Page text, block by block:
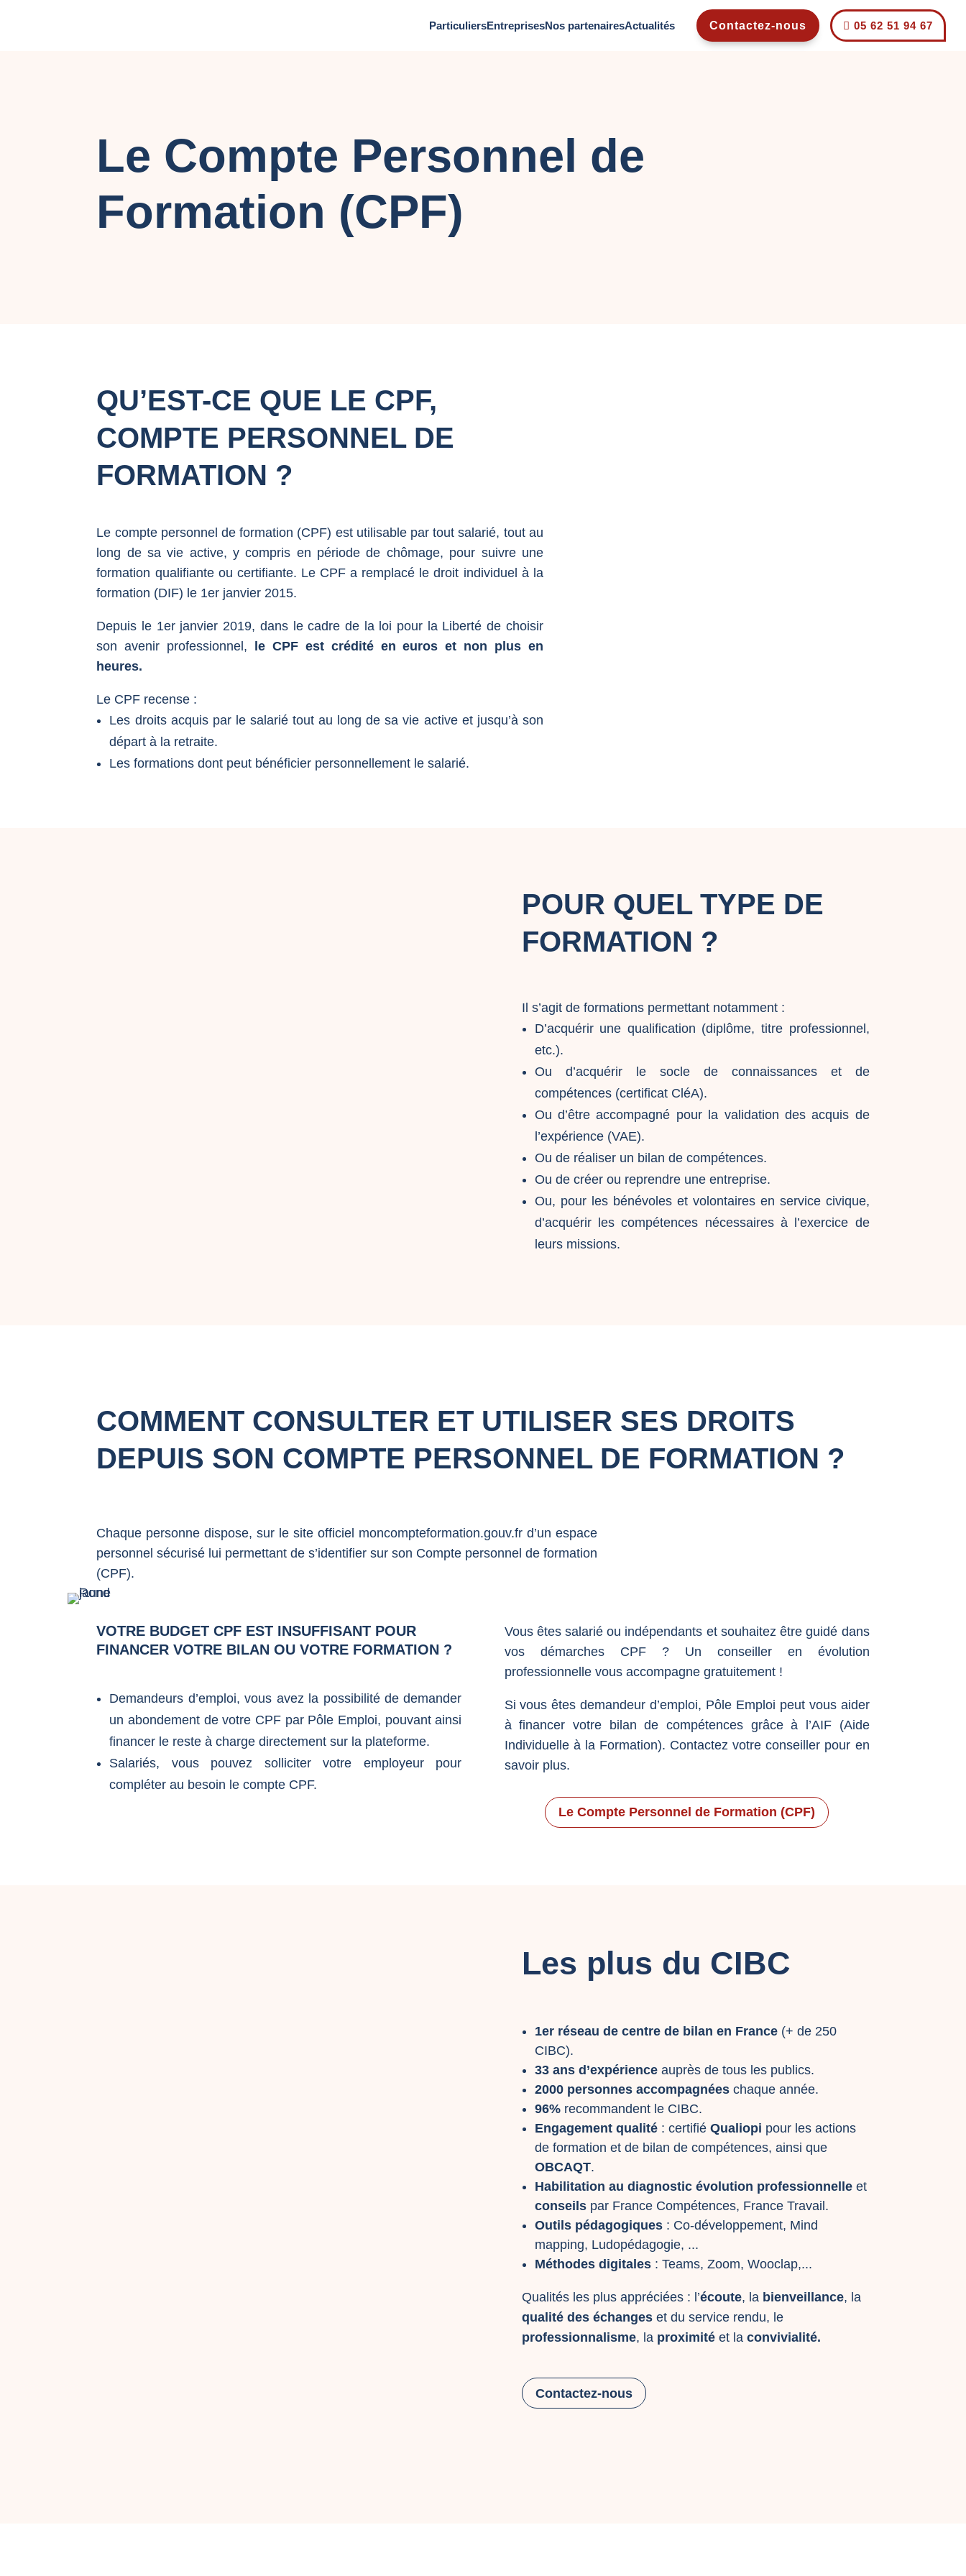
ParticuliersEntreprisesNos partenairesActualités Contactez-nous  05 62 51 94 67
Le Compte Personnel de
Formation (CPF)
QU’EST-CE QUE LE CPF,
COMPTE PERSONNEL DE
FORMATION ?
Le compte personnel de formation (CPF) est utilisable par tout salarié, tout au
long de sa vie active, y compris en période de chômage, pour suivre une
formation qualifiante ou certifiante. Le CPF a remplacé le droit individuel à la
formation (DIF) le 1er janvier 2015.
Depuis le 1er janvier 2019, dans le cadre de la loi pour la Liberté de choisir
son avenir professionnel, le CPF est crédité en euros et non plus en
heures.
Le CPF recense :
Les droits acquis par le salarié tout au long de sa vie active et jusqu’à son
départ à la retraite.
Les formations dont peut bénéficier personnellement le salarié.
POUR QUEL TYPE DE
FORMATION ?
Il s’agit de formations permettant notamment :
D’acquérir une qualification (diplôme, titre professionnel,
etc.).
Ou d’acquérir le socle de connaissances et de
compétences (certificat CléA).
Ou d’être accompagné pour la validation des acquis de
l’expérience (VAE).
Ou de réaliser un bilan de compétences.
Ou de créer ou reprendre une entreprise.
Ou, pour les bénévoles et volontaires en service civique,
d’acquérir les compétences nécessaires à l’exercice de
leurs missions.
COMMENT CONSULTER ET UTILISER SES DROITS
DEPUIS SON COMPTE PERSONNEL DE FORMATION ?
Chaque personne dispose, sur le site officiel moncompteformation.gouv.fr d’un espace
personnel sécurisé lui permettant de s’identifier sur son Compte personnel de formation
(CPF).
VOTRE BUDGET CPF EST INSUFFISANT POUR
FINANCER VOTRE BILAN OU VOTRE FORMATION ?
Demandeurs d’emploi, vous avez la possibilité de demander
un abondement de votre CPF par Pôle Emploi, pouvant ainsi
financer le reste à charge directement sur la plateforme.
Salariés, vous pouvez solliciter votre employeur pour
compléter au besoin le compte CPF.
Vous êtes salarié ou indépendants et souhaitez être guidé dans
vos démarches CPF ? Un conseiller en évolution
professionnelle vous accompagne gratuitement !
Si vous êtes demandeur d’emploi, Pôle Emploi peut vous aider
à financer votre bilan de compétences grâce à l’AIF (Aide
Individuelle à la Formation). Contactez votre conseiller pour en
savoir plus.
Le Compte Personnel de Formation (CPF)
Les plus du CIBC
1er réseau de centre de bilan en France(+ de 250
CIBC).
33 ans d’expérienceauprès de tous les publics.
2000 personnes accompagnéeschaque année.
96%recommandent le CIBC.
Engagement qualité: certifié Qualiopi pour les actions
de formation et de bilan de compétences, ainsi que
OBCAQT.
Habilitation au diagnostic évolution professionnelleet
conseilspar France Compétences, France Travail.
Outils pédagogiques: Co-développement, Mind
mapping, Ludopédagogie, ...
Méthodes digitales: Teams, Zoom, Wooclap,...
Qualités les plus appréciées : l’écoute, la bienveillance, la
qualité des échangeset du service rendu, le
professionnalisme, la proximitéet la convivialité.
Contactez-nous